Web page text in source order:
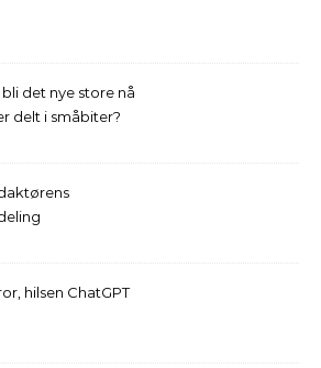
bli det nye store nå
delt i småbiter?
hilsen ChatGPT